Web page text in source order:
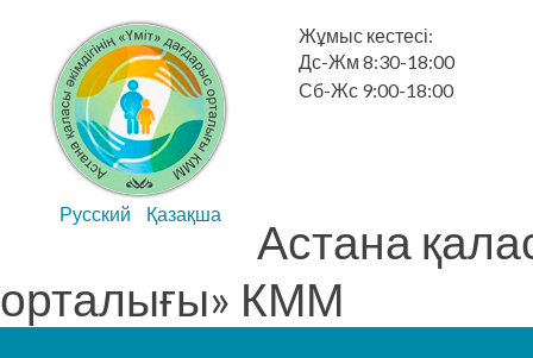
Русский Қазақша
Жұмыс кестесі:
Дс-Жм 8:30-18:00
Сб-Жс 9:00-18:00
Астана
орталығы» КММ